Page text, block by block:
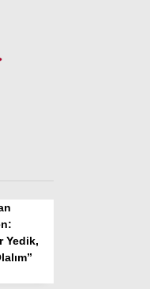
Yedik,